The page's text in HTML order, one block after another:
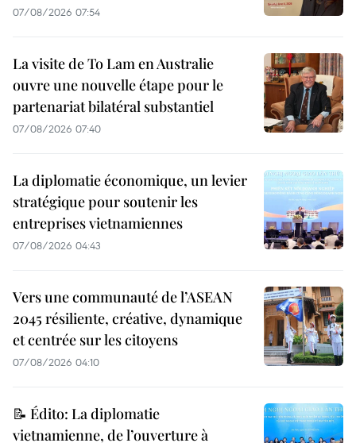
07/08/2026 07:54
La visite de To Lam en Australie
ouvre une nouvelle étape pour le
partenariat bilatéral substantiel
07/08/2026 07:40
La diplomatie économique, un levier
stratégique pour soutenir les
entreprises vietnamiennes
07/08/2026 04:43
Vers une communauté de l’ASEAN
2045 résiliente, créative, dynamique
et centrée sur les citoyens
07/08/2026 04:10
📝 Édito: La diplomatie
vietnamienne, de l’ouverture à